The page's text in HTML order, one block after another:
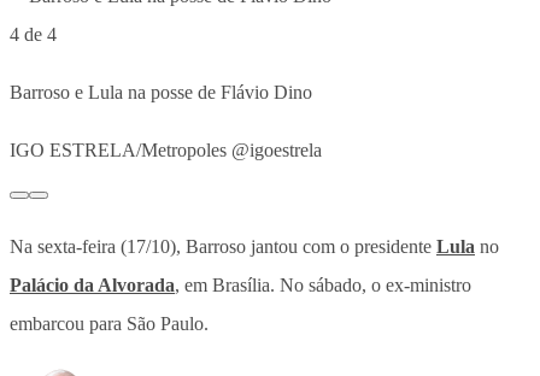
4 de 4
Barroso e Lula na posse de Flávio Dino
IGO ESTRELA/Metropoles @igoestrela
Na sexta-feira (17/10), Barroso jantou com o presidente Lula no
Palácio da Alvorada, em Brasília. No sábado, o ex-ministro
embarcou para São Paulo.